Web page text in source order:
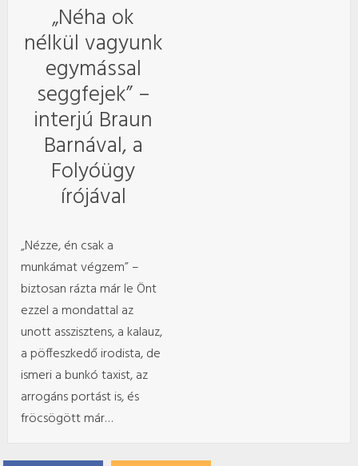
„Néha ok
nélkül vagyunk
egymással
seggfejek” –
interjú Braun
Barnával, a
Folyóügy
írójával
„Nézze, én csak a
munkámat végzem” –
biztosan rázta már le Önt
ezzel a mondattal az
unott asszisztens, a kalauz,
a pöffeszkedő irodista, de
ismeri a bunkó taxist, az
arrogáns portást is, és
fröcsögött már…